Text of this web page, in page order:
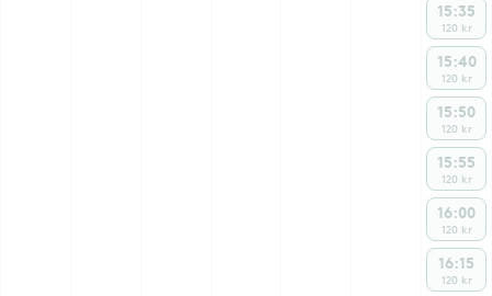
15:35
120 kr
15:40
120 kr
15:50
120 kr
15:55
120 kr
16:00
120 kr
16:15
120 kr